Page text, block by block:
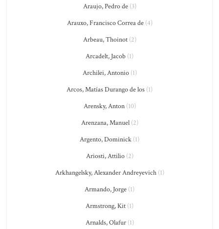
Araujo, Pedro de(3)
Arauxo, Francisco Correa de(4)
Arbeau, Thoinot(2)
Arcadelt, Jacob (1)
Archilei, Antonio(1)
Arcos, Matías Durango de los (1)
Arensky, Anton(10)
Arenzana, Manuel(2)
Argento, Dominick (1)
Ariosti, Attilio(2)
Arkhangelsky, Alexander Andreyevich(1)
Armando, Jorge (1)
Armstrong, Kit (1)
Arnalds, Olafur(1)